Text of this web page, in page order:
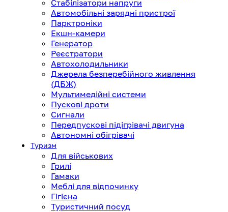
Стабілізатори напруги
Автомобільні зарядні пристрої
Парктроніки
Екшн-камери
Генератор
Реєстратори
Автохолодильники
Джерела безперебійного живлення
(ДБЖ)
Мультимедійні системи
Пускові дроти
Сигнали
Передпускові підігрівачі двигуна
Автономні обігрівачі
Туризм
Для військових
Грилі
Гамаки
Меблі для відпочинку
Гігієна
Туристичний посуд